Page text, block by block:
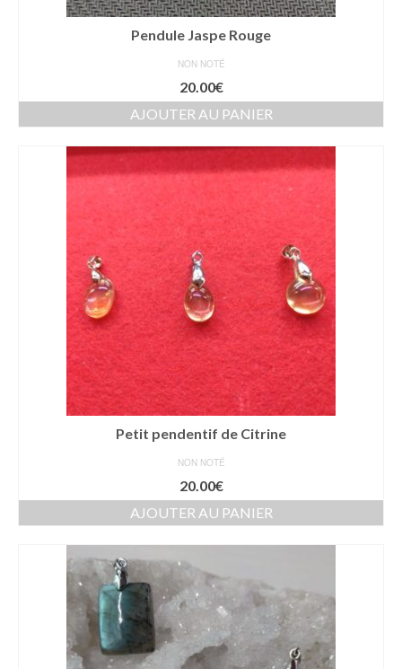
Pendule Jaspe Rouge
NON NOTÉ
20.00€
AJOUTER AU PANIER
Petit pendentif de Citrine
NON NOTÉ
20.00€
AJOUTER AU PANIER